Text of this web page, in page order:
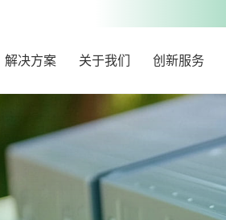
解决方案 关于我们 创新服务